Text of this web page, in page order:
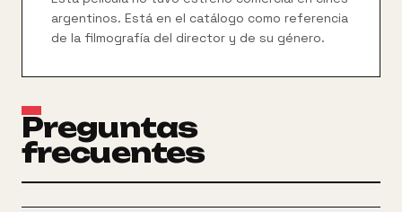
argentinos. Está en el catálogo como referencia
de la filmografía del director y de su género.
Preguntas
frecuentes